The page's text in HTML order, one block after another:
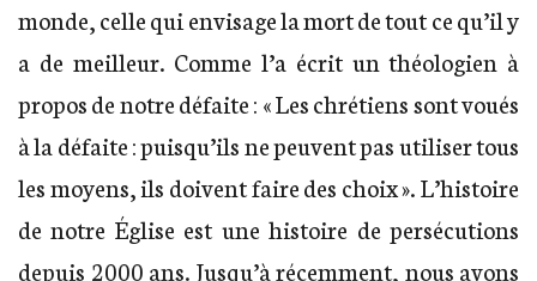
monde, celle qui envisage la mort de tout ce qu’il y
a de meilleur. Comme l’a écrit un théologien à
propos de notre défaite : « Les chrétiens sont voués
à la défaite : puisqu’ils ne peuvent pas utiliser tous
les moyens, ils doivent faire des choix ». L’histoire
de notre Église est une histoire de persécutions
depuis 2000 ans. Jusqu’à récemment, nous avons